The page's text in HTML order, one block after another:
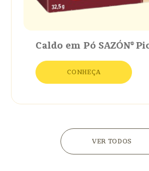
Caldo em Pó SAZÓN®
CONHEÇA
VER TODOS